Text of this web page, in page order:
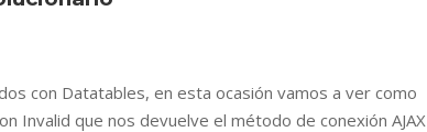
con Datatables, en esta ocasión vamos a ver como
Invalid que nos devuelve el método de conexión AJAX